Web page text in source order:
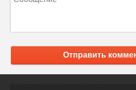
Отправить